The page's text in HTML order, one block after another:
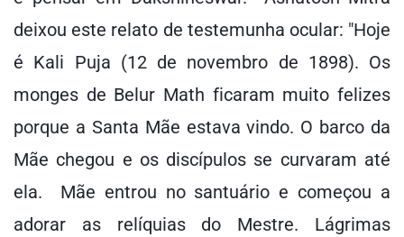
deixou este relato de testemunha ocular: "Hoje
é Kali Puja (12 de novembro de 1898). Os
monges de Belur Math ficaram muito felizes
porque a Santa Mãe estava vindo. O barco da
Mãe chegou e os discípulos se curvaram até
ela. Mãe entrou no santuário e começou a
adorar as relíquias do Mestre. Lágrimas